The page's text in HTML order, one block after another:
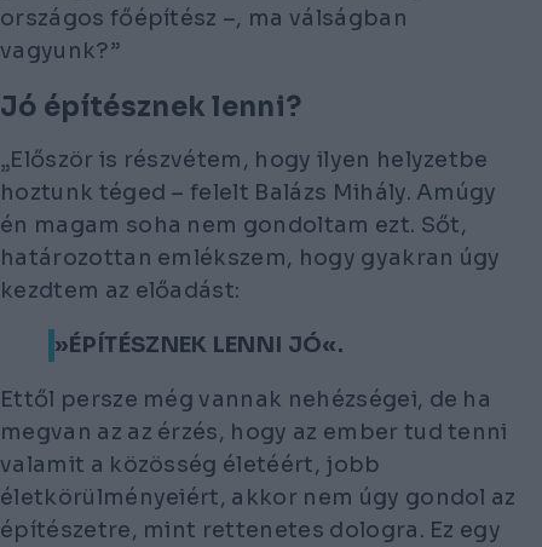
országos főépítész –, ma válságban
vagyunk?”
Jó építésznek lenni?
„Először is részvétem, hogy ilyen helyzetbe
hoztunk téged – felelt Balázs Mihály. Amúgy
én magam soha nem gondoltam ezt. Sőt,
határozottan emlékszem, hogy gyakran úgy
kezdtem az előadást:
»ÉPÍTÉSZNEK LENNI JÓ«.
Ettől persze még vannak nehézségei, de ha
megvan az az érzés, hogy az ember tud tenni
valamit a közösség életéért, jobb
életkörülményeiért, akkor nem úgy gondol az
építészetre, mint rettenetes dologra. Ez egy